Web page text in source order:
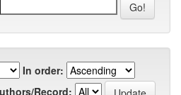
In order:
Record: